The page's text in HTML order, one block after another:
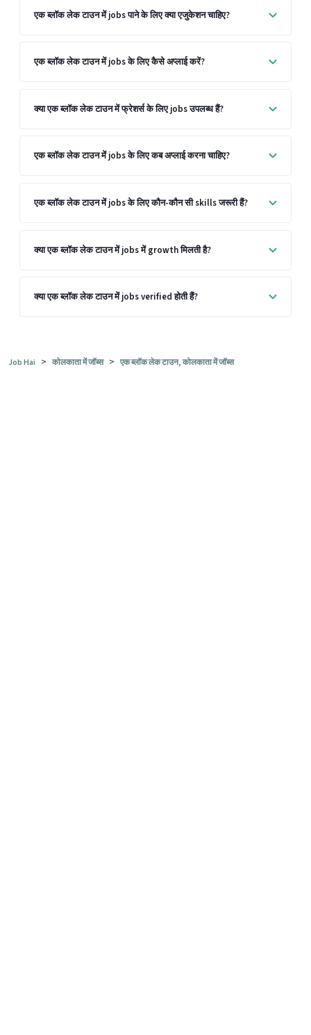
एक ब्लॉक लेक टाउन में jobs पाने के लिए क्या एजुकेशन चाहिए?
एक ब्लॉक लेक टाउन में jobs के लिए कैसे अप्लाई करें?
क्या एक ब्लॉक लेक टाउन में फ्रेशर्स के लिए jobs उपलब्ध हैं?
एक ब्लॉक लेक टाउन में jobs के लिए कब अप्लाई करना चाहिए?
एक ब्लॉक लेक टाउन में jobs के लिए कौन-कौन सी skills जरूरी हैं?
क्या एक ब्लॉक लेक टाउन में jobs में growth मिलती है?
क्या एक ब्लॉक लेक टाउन में jobs verified होती हैं?
Job Hai > कोलकाता में जॉब्स > एक ब्लॉक लेक टाउन, कोलकाता में जॉब्स